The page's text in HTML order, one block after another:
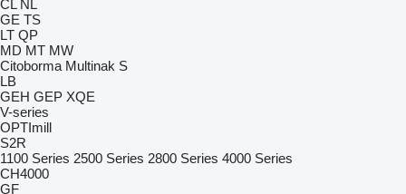
CL NL
GE TS
LT QP
MD MT MW
Citoborma Multinak S
LB
GEH GEP XQE
V-series
OPTImill
S2R
1100 Series 2500 Series 2800 Series 4000 Series
CH4000
GF